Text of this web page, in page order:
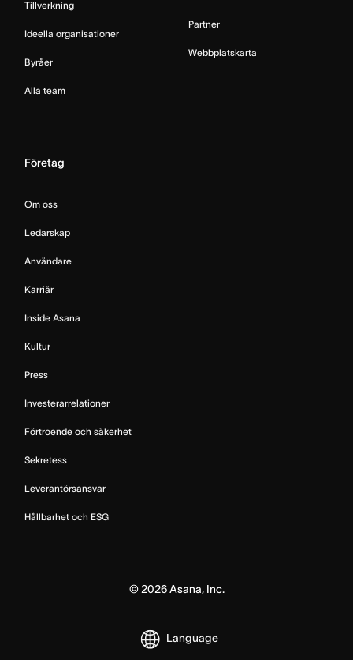
Tillverkning
Ideella organisationer
Byråer
Alla team
Partner
Webbplatskarta
Företag
Om oss
Ledarskap
Användare
Karriär
Inside Asana
Kultur
Press
Investerarrelationer
Förtroende och säkerhet
Sekretess
Leverantörsansvar
Hållbarhet och ESG
© 2026Asana, Inc.
Language